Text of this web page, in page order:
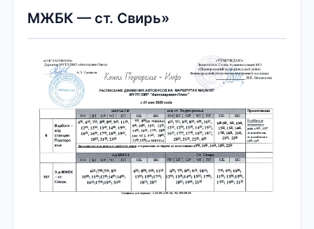
МЖБК — ст. Свирь»